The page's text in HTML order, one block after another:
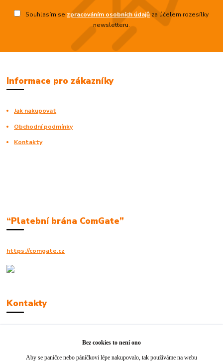
Souhlasím se zpracováním osobních údajůza účelem rozesílky
newsletteru.
Informace pro zákazníky
Jak nakupovat
Obchodní podmínky
Kontakty
“Platební brána ComGate”
https://comgate.cz
Kontakty
info@jackie-shop.cz
Bez cookies to není ono
Aby se paničce nebo páníčkovi lépe nakupovalo, tak používáme na webu